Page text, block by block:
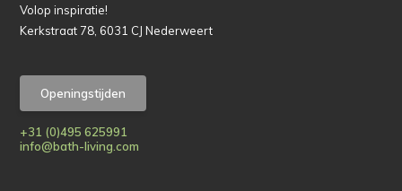
Volop inspiratie!
Kerkstraat 78, 6031 CJ Nederweert
Openingstijden
+31 (0)495 625991
info@bath-living.com